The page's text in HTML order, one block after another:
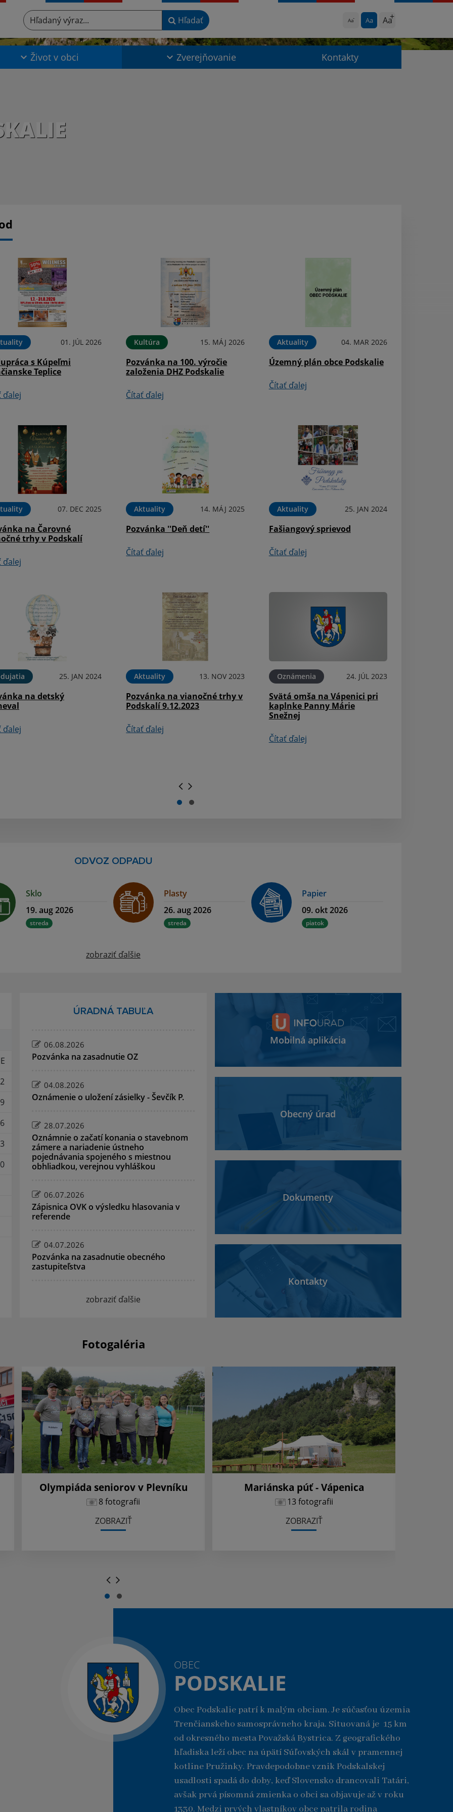
Aa Aa Aa
Hľadaný výraz... Hľadať
Život v obci Zverejňovanie Kontakty
01. JÚL 2026
s Kúpeľmi
Teplice
ďalej
Kultúra 15. MÁJ 2026
Pozvánka na 100. výročie
založenia DHZ Podskalie
Čítať ďalej
Aktuality 04. MAR 2026
Územný plán obce Podskalie
Čítať ďalej
07. DEC 2025
na Čarovné
trhy v Podskalí
ďalej
Aktuality 14. MÁJ 2025
Pozvánka ''Deň detí''
Čítať ďalej
Aktuality 25. JAN 2024
Fašiangový sprievod
Čítať ďalej
25. JAN 2024
na detský
ďalej
Aktuality 13. NOV 2023
Pozvánka na vianočné trhy v
Podskalí 9.12.2023
Čítať ďalej
Oznámenia 24. JÚL 2023
Svätá omša na Vápenici pri
kaplnke Panny Márie
Snežnej
Čítať ďalej
.
ODVOZ ODPADU
Sklo
19. aug 2026
streda
Plasty
26. aug 2026
streda
Papier
09. okt 2026
piatok
zobraziť ďalšie
ÚRADNÁ TABUĽA
06.08.2026
Pozvánka na zasadnutie OZ
04.08.2026
Oznámenie o uložení zásielky - Ševčík P.
28.07.2026
Oznámnie o začatí konania o stavebnom
zámere a nariadenie ústneho
pojednávania spojeného s miestnou
obhliadkou, verejnou vyhláškou
06.07.2026
Zápisnica OVK o výsledku hlasovania v
referende
04.07.2026
Pozvánka na zasadnutie obecného
zastupiteľstva
zobraziť ďalšie
Mobilná aplikácia
Obecný úrad
Dokumenty
Kontakty
Fotogaléria
Olympiáda seniorov v Plevníku
8 fotografii
ZOBRAZIŤ
Mariánska púť - Vápenica
13 fotografii
ZOBRAZIŤ
OBEC
PODSKALIE
Obec Podskalie patrí k malým obciam. Je súčasťou územia
Trenčianskeho samosprávneho kraja. Situovaná je 15 km
od okresného mesta Považská Bystrica. Z geografického
hľadiska leží obec na úpätí Súľovských skál v pramennej
kotline Pružinky. Pravdepodobne vznik Podskalskej
usadlosti spadá do doby, keď Slovensko drancovali Tatári,
avšak prvá písomná zmienka o obci sa objavuje až v roku
1330. Medzi prvých vlastníkov obce patrila rodina